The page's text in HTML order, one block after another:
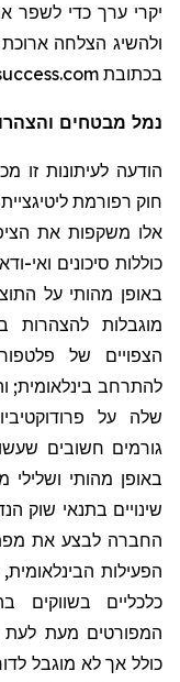
יקרי ערך כדי לשפר
ולהשיג הצלחה
בכתובת
נמל מבטחים
הודעה לעיתונות זו
חוק רפורמתליטיגציית
אלו משקפות את
כוללות סיכונים ואי-
באופן מהותי על
מוגבלות להצהרות
להתרחב בינלאומית;
שלה על
גורמים חשובים
באופן מהותי ושלילי
שינויים בתנאי שוק
החברה לבצע את מפת
הפעילות
כלכליים בשווקים
המפורטים מעת לעת
כולל אך לא מוגבל